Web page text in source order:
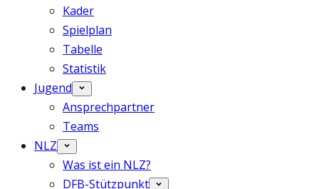
Kader
Spielplan
Tabelle
Statistik
Jugend
Ansprechpartner
Teams
NLZ
Was ist ein NLZ?
DFB-Stützpunkt